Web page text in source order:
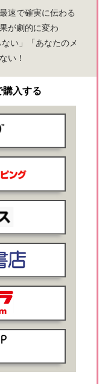
速で確実に伝わる
が劇的に変わ
い」「あなたのメ
ない！
購入する